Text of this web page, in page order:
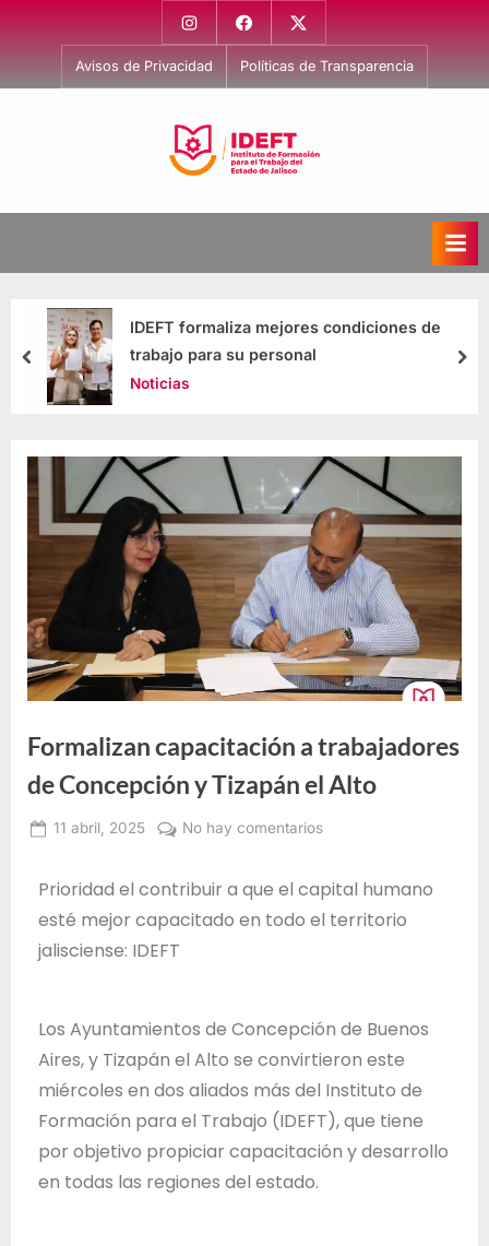
Avisos de Privacidad Políticas de Transparencia
t
F
o
r
m
a
ó
n
a
a
e
r
a
b
a
j
o
para
IDEFT formaliza mejores condiciones de
trabajo para su personal
Noticias
Formalizan capacitación a trabajadores
de Concepción y Tizapán el Alto
11 abril, 2025
No hay comentarios
Prioridad el contribuir a que el capital humano
esté mejor capacitado en todo el territorio
jalisciense: IDEFT
Los Ayuntamientos de Concepción de Buenos
Aires, y Tizapán el Alto se convirtieron este
miércoles en dos aliados más del Instituto de
Formación para el Trabajo (IDEFT), que tiene
por objetivo propiciar capacitación y desarrollo
en todas las regiones del estado.